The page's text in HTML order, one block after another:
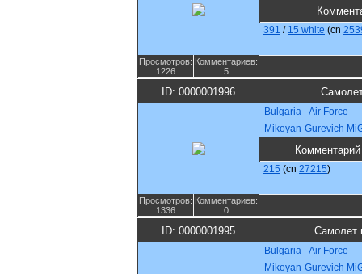
391 / 15 white (cn
Просмотров:
1226
Комментариев:
5
ID: 0000001996
Bulgaria - Air Force
Mikoyan-Gurevich
Комментарий
215 (cn 27215)
Просмотров:
1336
Комментариев:
0
ID: 0000001995 Самолет
Bulgaria - Air Force
Mikoyan-Gurevich